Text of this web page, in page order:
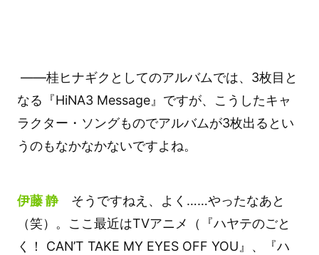
――桂ヒナギクとしてのアルバムでは、3枚目と
なる『HiNA3 Message』ですが、こうしたキャ
ラクター・ソングものでアルバムが3枚出るとい
うのもなかなかないですよね。
伊藤 静そうですねえ、よく……やったなあと
（笑）。ここ最近はTVアニメ（『ハヤテのごと
く！ CAN’T TAKE MY EYES OFF YOU』、『ハ